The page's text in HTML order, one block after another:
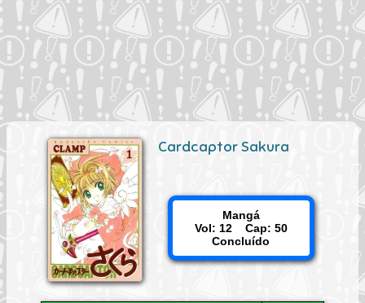
Cardcaptor Sakura
Mangá
Vol: 12 Cap: 50
Concluído